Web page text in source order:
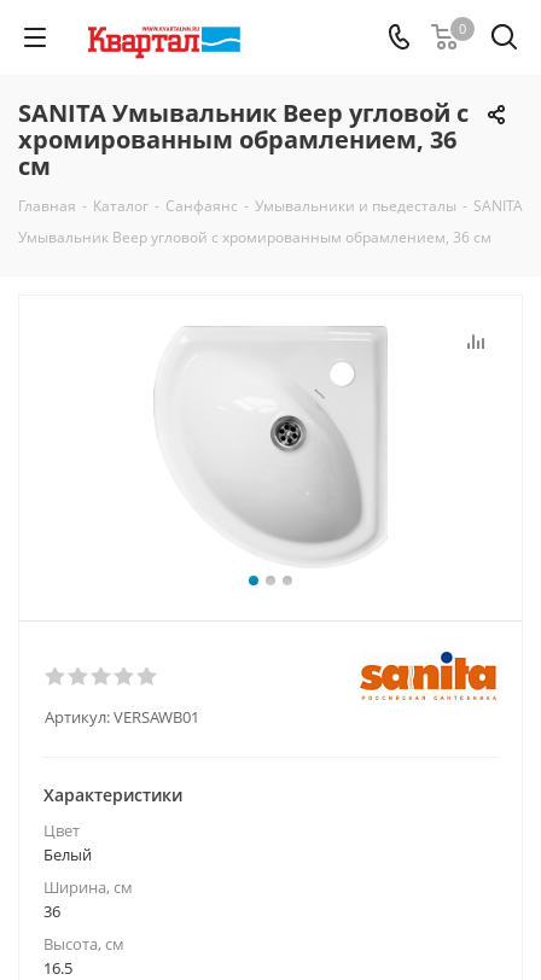
0
SANITA Умывальник Веер угловой с
хромированным обрамлением, 36
см
Главная - Каталог - Санфаянс - Умывальники и пьедесталы - SANITA
Умывальник Веер угловой с хромированным обрамлением, 36 см
Артикул:VERSAWB01
Характеристики
Цвет
Белый
Ширина, см
36
Высота, см
16.5